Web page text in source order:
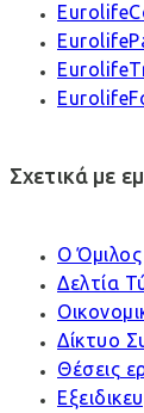
Σχετικά με
Ο Όμιλος
Δελτία
Δίκτυο
Θέσεις